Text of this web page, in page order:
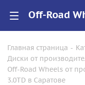
Главная страница -
Диски от
Off-Road Wheels от
3.0TD в Саратове